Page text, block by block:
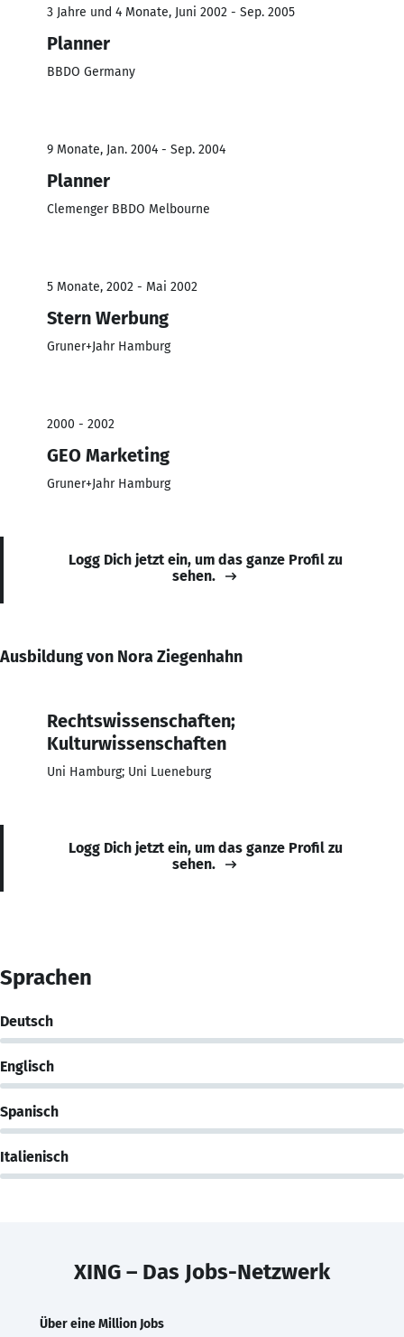
3 Jahre und 4 Monate, Juni 2002 - Sep. 2005
Planner
BBDO Germany
9 Monate, Jan. 2004 - Sep. 2004
Planner
Clemenger BBDO Melbourne
5 Monate, 2002 - Mai 2002
Stern Werbung
Gruner+Jahr Hamburg
2000 - 2002
GEO Marketing
Gruner+Jahr Hamburg
Logg Dich jetzt ein, um das ganze Profil zu
sehen.
Ausbildung von Nora Ziegenhahn
Rechtswissenschaften;
Kulturwissenschaften
Uni Hamburg; Uni Lueneburg
Logg Dich jetzt ein, um das ganze Profil zu
sehen.
Sprachen
Deutsch
Englisch
Spanisch
Italienisch
XING – Das Jobs-Netzwerk
Über eine Million Jobs